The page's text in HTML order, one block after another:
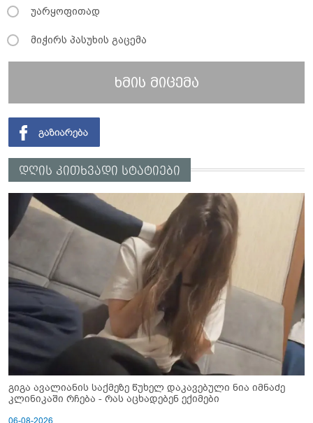
უარყოფითად
მიჭირს პასუხის გაცემა
ხმის მიცემა
დღის კითხვადი სტატიები
გიგა ავალიანის საქმეზე წუხელ დაკავებული ნია იმნაძე
კლინიკაში რჩება - რას აცხადებენ ექიმები